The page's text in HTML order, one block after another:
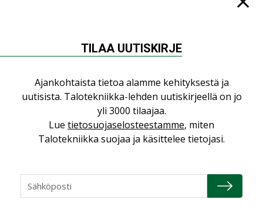
NÄKÖKULMIA
Puheista tekoihin – uusin teknologia
käyttöön kiinteistöissä
Sähköistäminen säästää euroja
Yli miljoona kotia on vailla toimivaa
ilmanvaihtoa
TILAA UUTISKIRJE
Ajankohtaista tietoa alamme kehityksestä ja
uutisista. Talotekniikka-lehden uutiskirjeellä on jo
yli 3000 tilaajaa.
Lue tietosuojaselosteestamme, miten
Talotekniikka suojaa ja käsittelee tietojasi.